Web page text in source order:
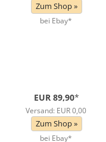
Zum Shop »
bei Ebay*
EUR 89,90*
Versand: EUR 0,00
Zum Shop »
bei Ebay*